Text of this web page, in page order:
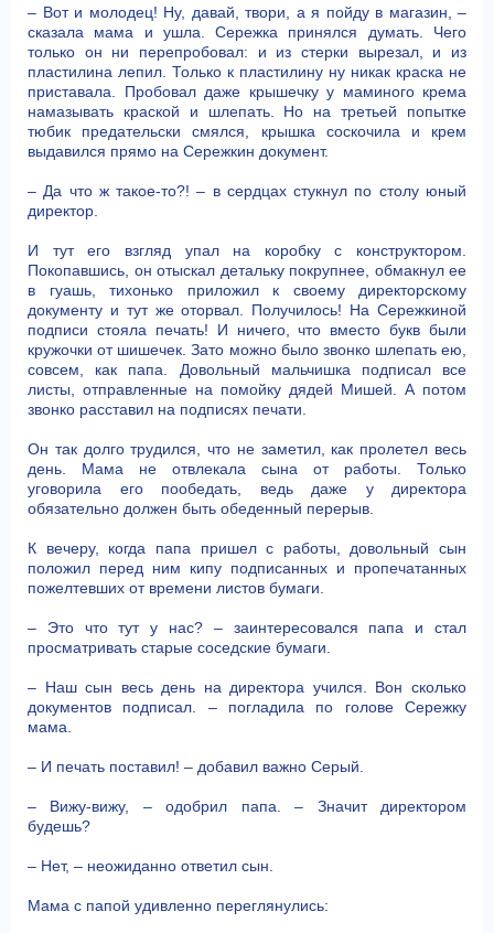
– Вот и молодец! Ну, давай, твори, а я пойду в магазин, –
сказала мама и ушла. Сережка принялся думать. Чего
только он ни перепробовал: и из стерки вырезал, и из
пластилина лепил. Только к пластилину ну никак краска не
приставала. Пробовал даже крышечку у маминого крема
намазывать краской и шлепать. Но на третьей попытке
тюбик предательски смялся, крышка соскочила и крем
выдавился прямо на Сережкин документ.
– Да что ж такое-то?! – в сердцах стукнул по столу юный
директор.
И тут его взгляд упал на коробку с конструктором.
Покопавшись, он отыскал детальку покрупнее, обмакнул ее
в гуашь, тихонько приложил к своему директорскому
документу и тут же оторвал. Получилось! На Сережкиной
подписи стояла печать! И ничего, что вместо букв были
кружочки от шишечек. Зато можно было звонко шлепать ею,
совсем, как папа. Довольный мальчишка подписал все
листы, отправленные на помойку дядей Мишей. А потом
звонко расставил на подписях печати.
Он так долго трудился, что не заметил, как пролетел весь
день. Мама не отвлекала сына от работы. Только
уговорила его пообедать, ведь даже у директора
обязательно должен быть обеденный перерыв.
К вечеру, когда папа пришел с работы, довольный сын
положил перед ним кипу подписанных и пропечатанных
пожелтевших от времени листов бумаги.
– Это что тут у нас? – заинтересовался папа и стал
просматривать старые соседские бумаги.
– Наш сын весь день на директора учился. Вон сколько
документов подписал. – погладила по голове Сережку
мама.
– И печать поставил! – добавил важно Серый.
– Вижу-вижу, – одобрил папа. – Значит директором
будешь?
– Нет, – неожиданно ответил сын.
Мама с папой удивленно переглянулись: